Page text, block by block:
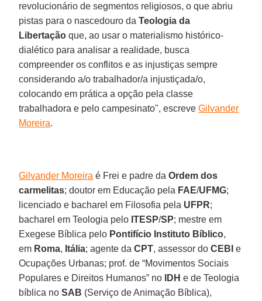
revolucionário de segmentos religiosos, o que abriu
pistas para o nascedouro daTeologia da
Libertação que, ao usar o materialismo histórico-
dialético para analisar a realidade, busca
compreender os conflitos e as injustiças sempre
considerando a/o trabalhador/a injustiçada/o,
colocando em prática a opção pela classe
trabalhadora e pelo campesinato", escreveGilvander
Moreira.
Gilvander Moreira é Frei e padre daOrdem dos
carmelitas; doutor em Educação pela FAE/UFMG;
licenciado e bacharel em Filosofia pela UFPR;
bacharel em Teologia pelo ITESP/SP; mestre em
Exegese Bíblica pelo Pontifício Instituto Bíblico,
em Roma, Itália; agente daCPT, assessor doCEBI e
Ocupações Urbanas; prof. de “Movimentos Sociais
Populares e Direitos Humanos” no
IDH e de Teologia
bíblica noSAB (Serviço de Animação Bíblica),